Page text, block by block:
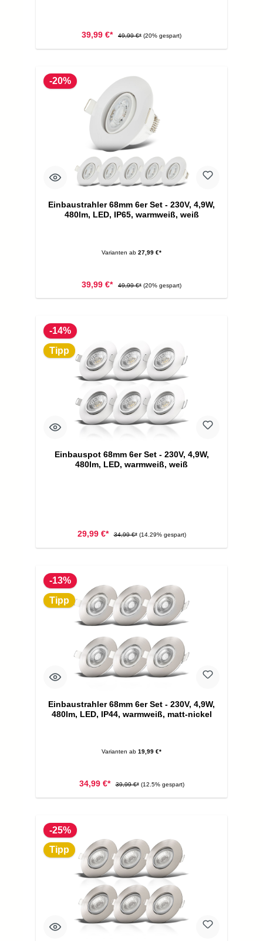
39,99 €* 49,99 €* (20% gespart)
-20%
Einbaustrahler 68mm 6er Set - 230V, 4,9W,
480lm, LED, IP65, warmweiß, weiß
Varianten ab 27,99 €*
39,99 €* 49,99 €* (20% gespart)
-14%
Tipp
Einbauspot 68mm 6er Set - 230V, 4,9W,
480lm, LED, warmweiß, weiß
29,99 €* 34,99 €* (14.29% gespart)
-13%
Tipp
Einbaustrahler 68mm 6er Set - 230V, 4,9W,
480lm, LED, IP44, warmweiß, matt-nickel
Varianten ab 19,99 €*
34,99 €* 39,99 €* (12.5% gespart)
-25%
Tipp